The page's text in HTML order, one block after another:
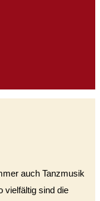
auch Tanzmusik
vielfältig sind die